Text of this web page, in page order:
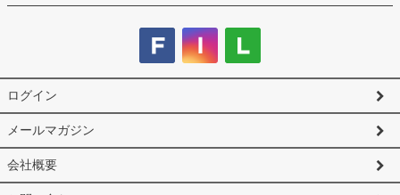
ログイン
メールマガジン
会社概要